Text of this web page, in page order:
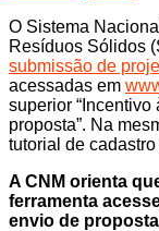
O Sistema
Resíduos Sólidos
submissão de
acessadas em
superior “Incentivo
proposta”. Na
tutorial de
A CNM orienta
ferramenta
envio de